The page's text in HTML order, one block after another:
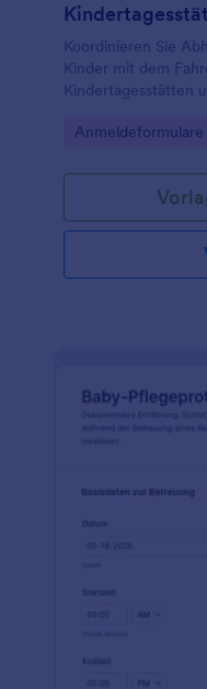
Koordinieren Sie
Kinder mit dem
Kindertagesstätten
und Tage
Go to Category:
Anmeldeformulare